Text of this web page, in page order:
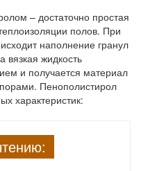
– достаточно простая
полов. При
наполнение гранул
вязкая жидкость
и получается материал
Пенополистирол
характеристик: